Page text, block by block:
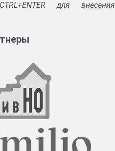
для внесения